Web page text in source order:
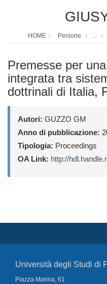
HOME Persone ...
Premesse per
integrata tra
dottrinali di Italia,
Autori: GUZZO GM
Anno di pubblicazione:
Tipologia: Proceedings
OA Link: http://
Università degli Studi di
Piazza Marina, 61